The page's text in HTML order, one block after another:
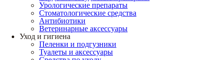
Урологические препараты
Стоматологические средства
Антибиотики
Ветеринарные аксессуары
Уход и гигиена
Пеленки и подгузники
Туалеты и аксессуары